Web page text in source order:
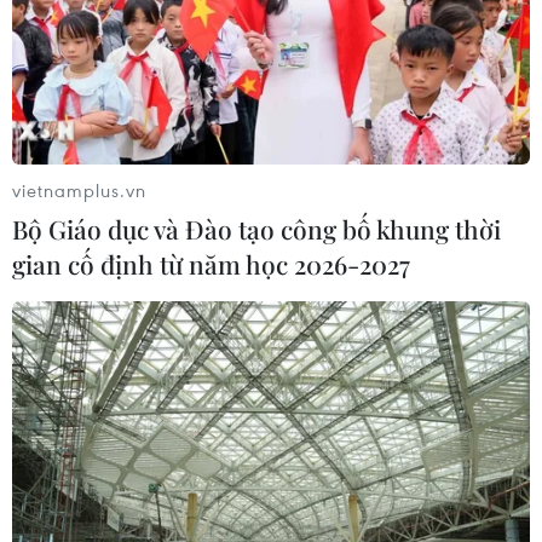
ngang có tín hiệu cảnh báo đường
sắt
06/08/2026 05:10
Mưa dông khiến hàng chục
chuyến bay tới Nội Bài không thể hạ
cánh
06/08/2026 04:37
Hà Tĩnh cảnh báo nguy cơ sạt lở trên
nhiều tuyến giao thông trước mùa
mưa bão
06/08/2026 04:34
vietnamplus.vn
Bộ Giáo dục và Đào tạo công bố khung thời
gian cố định từ năm học 2026-2027